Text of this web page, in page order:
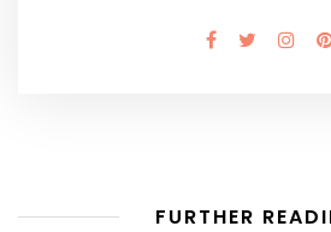
FURTHER